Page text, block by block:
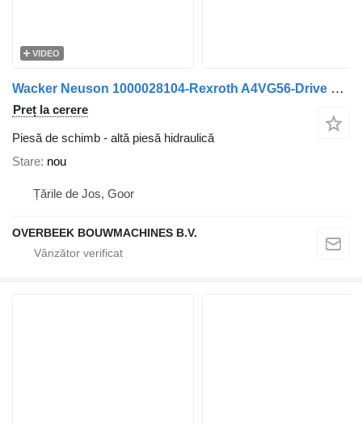
VIDEO
Wacker Neuson 1000028104-Rexroth A4VG56-Drive pump/Fahrpumpe
Preț la cerere
Piesă de schimb - altă piesă hidraulică
Stare nou
Țările de Jos, Goor
OVERBEEK BOUWMACHINES B.V.